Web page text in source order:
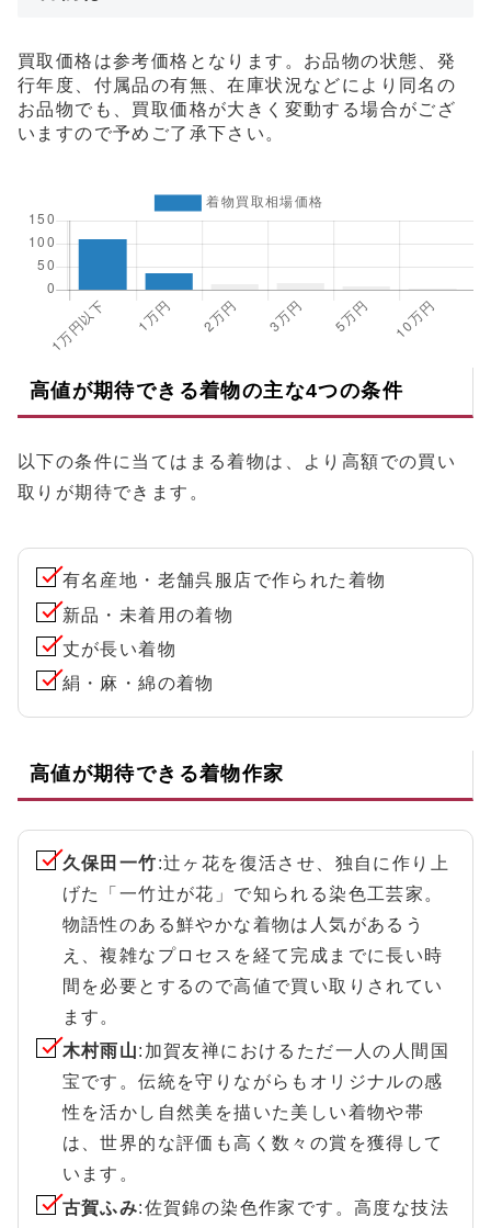
買取価格は参考価格となります。お品物の状態、発
行年度、付属品の有無、在庫状況などにより同名の
お品物でも、買取価格が大きく変動する場合がござ
いますので予めご了承下さい。
高値が期待できる着物の主な4つの条件
以下の条件に当てはまる着物は、より高額での買い
取りが期待できます。
有名産地・老舗呉服店で作られた着物
新品・未着用の着物
丈が長い着物
絹・麻・綿の着物
高値が期待できる着物作家
久保田一竹:辻ヶ花を復活させ、独自に作り上
げた「一竹辻が花」で知られる染色工芸家。
物語性のある鮮やかな着物は人気があるう
え、複雑なプロセスを経て完成までに長い時
間を必要とするので高値で買い取りされてい
ます。
木村雨山:加賀友禅におけるただ一人の人間国
宝です。伝統を守りながらもオリジナルの感
性を活かし自然美を描いた美しい着物や帯
は、世界的な評価も高く数々の賞を獲得して
います。
古賀ふみ:佐賀錦の染色作家です。高度な技法